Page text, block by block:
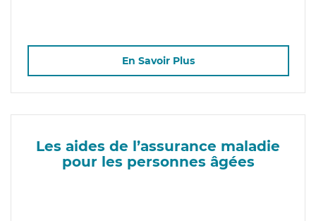
En Savoir Plus
Les aides de l’assurance maladie
pour les personnes âgées